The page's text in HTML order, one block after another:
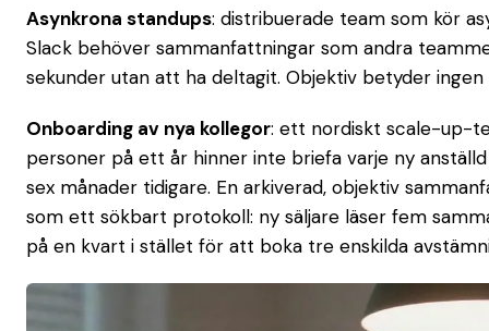
Asynkrona standups: distribuerade team som kör
Slack behöver sammanfattningar som andra
sekunder utan att ha deltagit. Objektiv betyder ingen
Onboarding av nya kollegor: ett nordiskt scale-up-
personer på ett år hinner inte briefa varje ny
sex månader tidigare. En arkiverad, objektiv
som ett sökbart protokoll: ny säljare läser fem
på en kvart i stället för att boka tre enskilda